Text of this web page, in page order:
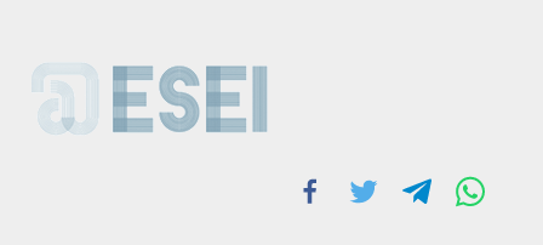
ESEI
Facebook
Twitter Telegram